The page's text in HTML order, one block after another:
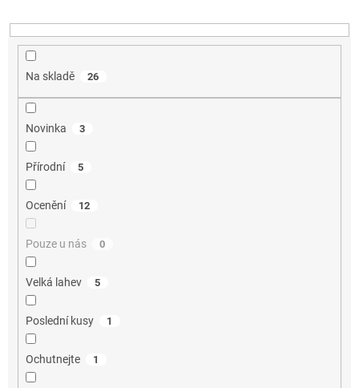
t
ů
Na skladě 26
Novinka 3
Přírodní 5
Ocenění 12
Pouze u nás 0
Velká lahev 5
Poslední kusy 1
Ochutnejte 1